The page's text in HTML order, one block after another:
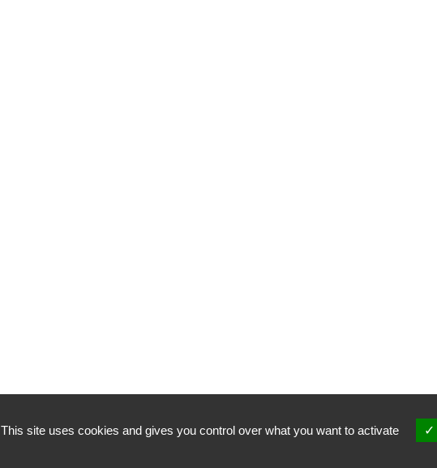
This site uses cookies and gives you control over what you want to activate